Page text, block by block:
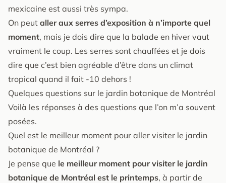
mexicaine est aussi très sympa.
On peut aller aux serres d’exposition à n’importe quel
moment, mais je dois dire que la balade en hiver vaut
vraiment le coup. Les serres sont chauffées et je dois
dire que c’est bien agréable d’être dans un climat
tropical quand il fait -10 dehors !
Quelques questions sur le jardin botanique de Montréal
Voilà les réponses à des questions que l’on m’a souvent
posées.
Quel est le meilleur moment pour aller visiter le jardin
botanique de Montréal ?
Je pense que le meilleur moment pour visiter le jardin
botanique de Montréal est le printemps, à partir de